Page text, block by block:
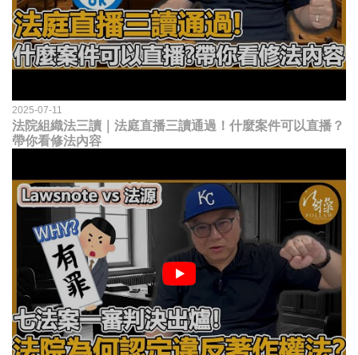
2025-07-11
法院組織法三讀｜法庭直播三讀通過！什麼案件可以直播？
帶你看修法內容